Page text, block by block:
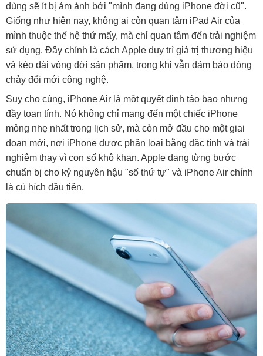
dùng sẽ ít bị ám ảnh bởi "mình đang dùng iPhone đời cũ".
Giống như hiện nay, không ai còn quan tâm iPad Air của
mình thuộc thế hệ thứ mấy, mà chỉ quan tâm đến trải nghiệm
sử dụng. Đây chính là cách Apple duy trì giá trị thương hiệu
và kéo dài vòng đời sản phẩm, trong khi vẫn đảm bảo dòng
chảy đổi mới công nghệ.
Suy cho cùng, iPhone Air là một quyết định táo bạo nhưng
đầy toan tính. Nó không chỉ mang đến một chiếc iPhone
mỏng nhẹ nhất trong lịch sử, mà còn mở đầu cho một giai
đoạn mới, nơi iPhone được phân loại bằng đặc tính và trải
nghiệm thay vì con số khô khan. Apple đang từng bước
chuẩn bị cho kỷ nguyên hậu "số thứ tự" và iPhone Air chính
là cú hích đầu tiên.